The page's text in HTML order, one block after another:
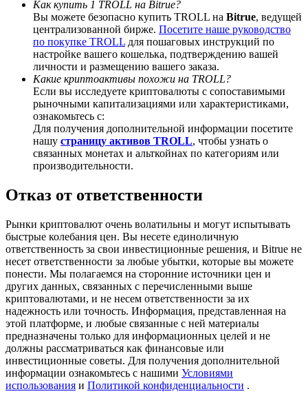
Precious Metals Trading Carnival
Trade Gold & Silver · 33,333 USDT Bonus
USDT New User Exclusive 10% APR
USDT Flexible Staking | Daily Rewards
New Listing Futures Fest
Trade New Futures, Win 200,000 USDT
Crypto World Cup 2026: Grand Finale
77,777+3k Rewards
Как купить 1 TROLL на Bitrue?
Вы можете безопасно купить TROLL на Bitrue, ведущей
централизованной бирже. Посетите наше руководство
по покупке TROLL для пошаговых инструкций по
настройке вашего кошелька, подтверждению вашей
личности и размещению вашего заказа.
Какие криптоактивы похожи на TROLL?
Если вы исследуете криптовалюты с сопоставимыми
рыночными капитализациями или характеристиками,
ознакомьтесь с:
Для получения дополнительной информации посетите
нашу страницу активов TROLL, чтобы узнать о
связанных монетах и альткойнах по категориям или
производительности.
Отказ от ответственности
Рынки криптовалют очень волатильны и могут испытывать
быстрые колебания цен. Вы несете единоличную
ответственность за свои инвестиционные решения, и Bitrue не
несет ответственности за любые убытки, которые вы можете
понести. Мы полагаемся на сторонние источники цен и
других данных, связанных с перечисленными выше
криптовалютами, и не несем ответственности за их
надежность или точность. Информация, представленная на
этой платформе, и любые связанные с ней материалы
предназначены только для информационных целей и не
должны рассматриваться как финансовые или
инвестиционные советы. Для получения дополнительной
информации ознакомьтесь с нашими Условиями
использования и Политикой конфиденциальности .